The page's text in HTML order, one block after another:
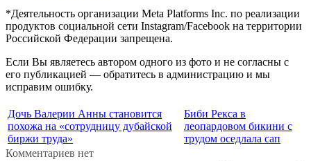
*Деятельность организации Meta Platforms Inc. по реализации
продуктов социальной сети Instagram/Facebook на территории
Российской Федерации запрещена.
Если Вы являетесь автором одного из фото и не согласны с
его публикацией — обратитесь в администрацию и мы
исправим ошибку.
Дочь Валерии Анны становится
похожа на «сотрудницу дубайской
биржи труда»
Биби Рекса в
леопардовом бикини с
трудом оседлала сап
Комментариев нет